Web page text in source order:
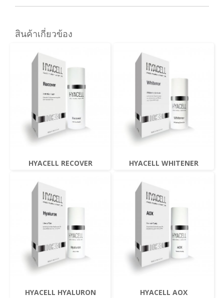
สินค้าเกี่ยวข้อง
HYACELL RECOVER HYACELL WHITENER
HYACELL HYALURON HYACELL AOX